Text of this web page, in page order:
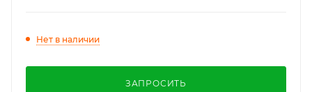
Нет в наличии
ЗАПРОСИТЬ